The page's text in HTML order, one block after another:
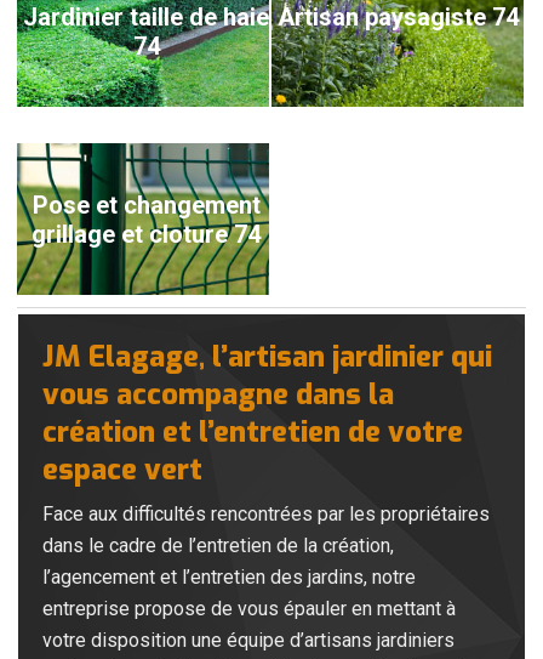
Jardinier taille de haie
74
Artisan paysagiste 74
Pose et changement
grillage et cloture 74
JM Elagage, l’artisan jardinier qui
vous accompagne dans la
création et l’entretien de votre
espace vert
Face aux difficultés rencontrées par les propriétaires
dans le cadre de l’entretien de la création,
l’agencement et l’entretien des jardins, notre
entreprise propose de vous épauler en mettant à
votre disposition une équipe d’artisans jardiniers